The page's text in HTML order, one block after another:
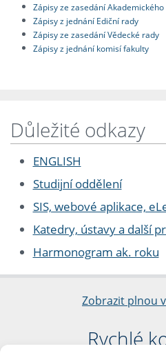
Zápisy ze zasedání Akademického
Zápisy z jednání Ediční rady
Zápisy ze zasedání Vědecké rady
Zápisy z jednání komisí fakulty
Důležité odkazy
ENGLISH
Studijní oddělení
SIS, webové aplikace,
Katedry, ústavy a další
Harmonogram ak. roku
Zobrazit plnou
Rychlé